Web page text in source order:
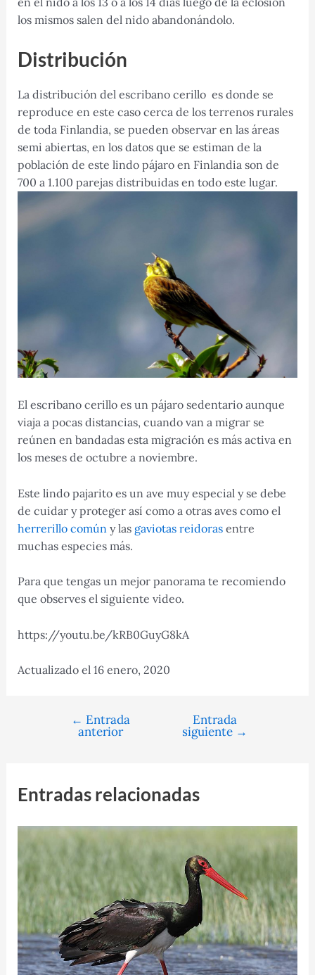
los mismos salen del nido abandonándolo.
Distribución
La distribución del escribano cerillo es donde se
reproduce en este caso cerca de los terrenos rurales
de toda Finlandia, se pueden observar en las áreas
semi abiertas, en los datos que se estiman de la
población de este lindo pájaro en Finlandia son de
700 a 1.100 parejas distribuidas en todo este lugar.
El escribano cerillo es un pájaro sedentario aunque
viaja a pocas distancias, cuando van a migrar se
reúnen en bandadas esta migración es más activa en
los meses de octubre a noviembre.
Este lindo pajarito es un ave muy especial y se debe
de cuidar y proteger así como a otras aves como el
herrerillo común y las gaviotas reidorasentre
muchas especies más.
Para que tengas un mejor panorama te recomiendo
que observes el siguiente video.
https://youtu.be/kRB0GuyG8kA
Actualizado el 16 enero, 2020
Navegación
← Entrada
anterior
Entrada
siguiente →
Entradas relacionadas